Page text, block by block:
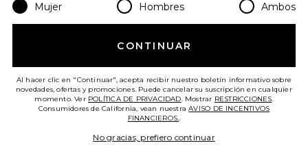
Change Country Regions
¡AYÚDANOS A MEJORAR!
Haz una breve encuesta sobre la visita de hoy. ¡Vamos!
ATENCIÓN AL CLIENTE
Mujer Hombres Ambos
CONTINUAR
Al hacer clic en "Continuar", acepta recibir nuestro boletín informativo sobre
novedades, ofertas y promociones. Puede cancelar su suscripción en cualquier
momento. Ver POLÍTICA DE PRIVACIDAD. Mostrar RESTRICCIONES.
Consumidores de California, vean nuestraAVISO DE INCENTIVOS
FINANCIEROS..
No gracias, prefiero continuar